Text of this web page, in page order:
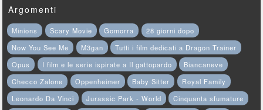
Argomenti
Minions Scary Movie Gomorra
28 giorni dopo
Now You See Me
M3gan
Tutti i film dedicati a Dragon Trainer
Opus
I film e le serie ispirate a Il gattopardo
Biancaneve
Checco Zalone
Oppenheimer Baby Sitter
Royal Family
Leonardo Da Vinci
Jurassic Park - World
Cinquanta sfumature